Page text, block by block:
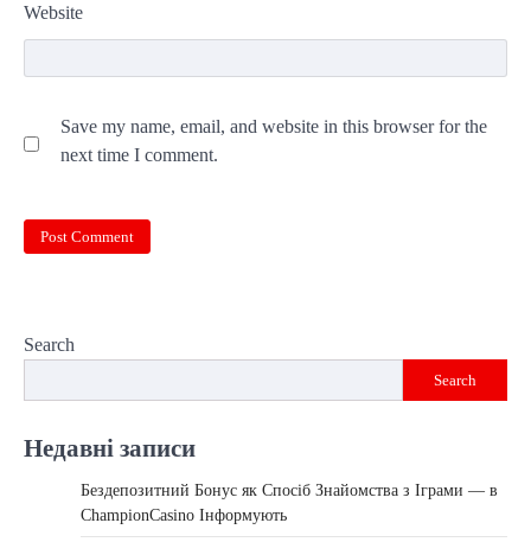
Website
Save my name, email, and website in this browser for the
next time I comment.
Search
Search
Недавні записи
Бездепозитний Бонус як Спосіб Знайомства з Іграми — в
ChampionCasino Інформують